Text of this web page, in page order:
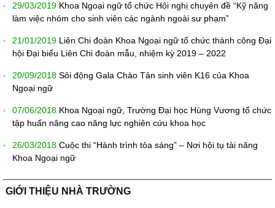
29/03/2019 Khoa Ngoại ngữ tổ chức Hội nghị chuyên đề “Kỹ năng
làm việc nhóm cho sinh viên các ngành ngoài sư phạm”
21/01/2019 Liên Chi đoàn Khoa Ngoại ngữ tổ chức thành công Đại
hội Đại biểu Liên Chi đoàn mẫu, nhiệm kỳ 2019 – 2022
20/09/2018 Sôi động Gala Chào Tân sinh viên K16 của Khoa
Ngoại ngữ
07/06/2018 Khoa Ngoại ngữ, Trường Đại học Hùng Vương tổ chức
tập huấn nâng cao năng lực nghiên cứu khoa học
26/03/2018 Cuộc thi “Hành trình tỏa sáng” – Nơi hội tụ tài năng
Khoa Ngoại ngữ
GIỚI THIỆU NHÀ TRƯỜNG